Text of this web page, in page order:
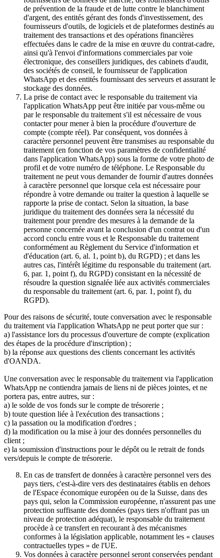
de prévention de la fraude et de lutte contre le blanchiment
d'argent, des entités gérant des fonds d'investissement, des
fournisseurs d'outils, de logiciels et de plateformes destinés au
traitement des transactions et des opérations financières
effectuées dans le cadre de la mise en œuvre du contrat-cadre,
ainsi qu'à l'envoi d'informations commerciales par voie
électronique, des conseillers juridiques, des cabinets d'audit,
des sociétés de conseil, le fournisseur de l'application
WhatsApp et des entités fournissant des serveurs et assurant le
stockage des données.
La prise de contact avec le responsable du traitement via
l'application WhatsApp peut être initiée par vous-même ou
par le responsable du traitement s'il est nécessaire de vous
contacter pour mener à bien la procédure d'ouverture de
compte (compte réel). Par conséquent, vos données à
caractère personnel peuvent être transmises au responsable du
traitement (en fonction de vos paramètres de confidentialité
dans l'application WhatsApp) sous la forme de votre photo de
profil et de votre numéro de téléphone. Le Responsable du
traitement ne peut vous demander de fournir d'autres données
à caractère personnel que lorsque cela est nécessaire pour
répondre à votre demande ou traiter la question à laquelle se
rapporte la prise de contact. Selon la situation, la base
juridique du traitement des données sera la nécessité du
traitement pour prendre des mesures à la demande de la
personne concernée avant la conclusion d'un contrat ou d'un
accord conclu entre vous et le Responsable du traitement
conformément au Règlement du Service d'information et
d'éducation (art. 6, al. 1, point b), du RGPD) ; et dans les
autres cas, l'intérêt légitime du responsable du traitement (art.
6, par. 1, point f), du RGPD) consistant en la nécessité de
résoudre la question signalée liée aux activités commerciales
du responsable du traitement (art. 6, par. 1, point f), du
RGPD).
Pour des raisons de sécurité, toute conversation avec le responsable
du traitement via l'application WhatsApp ne peut porter que sur :
a) l'assistance lors du processus d'ouverture de compte (explication
des étapes de la procédure d'inscription) ;
b) la réponse aux questions des clients concernant les activités
d'OANDA.
Une conversation avec le responsable du traitement via l'application
WhatsApp ne contiendra jamais de liens ni de pièces jointes, et ne
portera pas, entre autres, sur :
a) le solde de vos fonds sur le compte de trésorerie ;
b) toute question liée à l'exécution des transactions ;
c) la passation ou la modification d'ordres ;
d) la modification ou la mise à jour des données personnelles du
client ;
e) la soumission d'instructions pour le dépôt ou le retrait de fonds
vers/depuis le compte de trésorerie.
En cas de transfert de données à caractère personnel vers des
pays tiers, c'est-à-dire vers des destinataires établis en dehors
de l'Espace économique européen ou de la Suisse, dans des
pays qui, selon la Commission européenne, n'assurent pas une
protection suffisante des données (pays tiers n'offrant pas un
niveau de protection adéquat), le responsable du traitement
procède à ce transfert en recourant à des mécanismes
conformes à la législation applicable, notamment les « clauses
contractuelles types » de l'UE.
Vos données à caractère personnel seront conservées pendant